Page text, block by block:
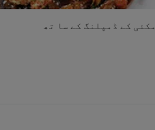
کے ڈمپلنگ کے سا تھ